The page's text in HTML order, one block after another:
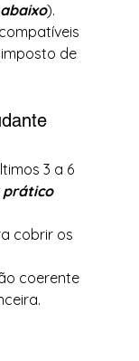
).
de
3 a 6
prático
cobrir os
coerente